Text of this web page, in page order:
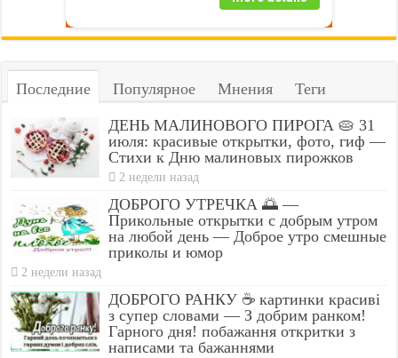
Последние Популярное Мнения Теги
ДЕНЬ МАЛИНОВОГО ПИРОГА 🥧 31
июля: красивые открытки, фото, гиф —
Стихи к Дню малиновых пирожков
2 недели назад
ДОБРОГО УТРЕЧКА 🌅 —
Прикольные открытки с добрым утром
на любой день — Доброе утро смешные
приколы и юмор
2 недели назад
ДОБРОГО РАНКУ ☕ картинки красиві
з супер словами — З добрим ранком!
Гарного дня! побажання откритки з
написами та бажаннями